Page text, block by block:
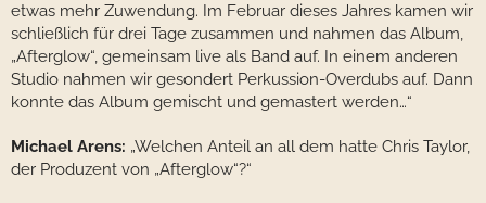
etwas mehr Zuwendung. Im Februar dieses Jahres kamen wir
schließlich für drei Tage zusammen und nahmen das Album,
„Afterglow“, gemeinsam live als Band auf. In einem anderen
Studio nahmen wir gesondert Perkussion-Overdubs auf. Dann
konnte das Album gemischt und gemastert werden…“
Michael Arens: „Welchen Anteil an all dem hatte Chris Taylor,
der Produzent von „Afterglow“?“